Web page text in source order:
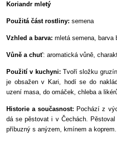
Koriandr mletý
Použitá část rostliny: semena
Vzhled a barva: mletá semena, barva
Vůně a chuť: aromatická vůně,
Použití v kuchyni: Tvoří složku
je obsažen v Kari, hodí se do
uzení masa, do omáček, chleba a
Historie a současnost: Pochází z
dá se pěstovat i v Čechách.
příbuzný s anýzem, kmínem a koprem.